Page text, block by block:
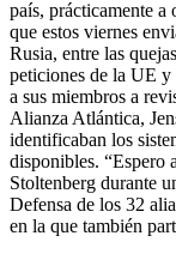
país, prácticamente
que estos viernes
Rusia, entre las
peticiones de la UE
a sus miembros a
Alianza Atlántica,
identificaban los
disponibles. “Espero
Stoltenberg durante
Defensa de los 32
en la que también